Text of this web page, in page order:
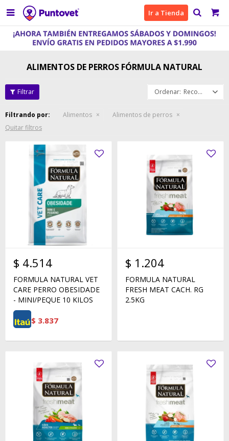
 Ir a Tienda
ALIMENTOS DE PERROS FÓRMULA NATURAL
Recomendados
Filtrando por: Alimentos
Alimentos de perros
Quitar filtros
$ 4.514
FORMULA NATURAL VET
CARE PERRO OBESIDADE
- MINI/PEQUE 10 KILOS
$ 3.837
$ 1.204
FORMULA NATURAL
FRESH MEAT CACH. RG
2.5KG